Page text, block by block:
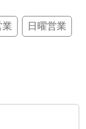
業 日曜営業